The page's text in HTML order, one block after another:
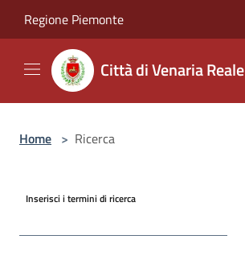
Regione Piemonte
Città di Venaria Reale
Home > Ricerca
Inserisci i termini di ricerca